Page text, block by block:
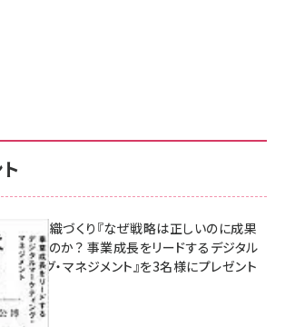
生む組織づくり『なぜ戦略は正しいのに成果
らないのか？ 事業成長をリードするデジタル
ティング・マネジメント』を3名様にプレゼント
10:00